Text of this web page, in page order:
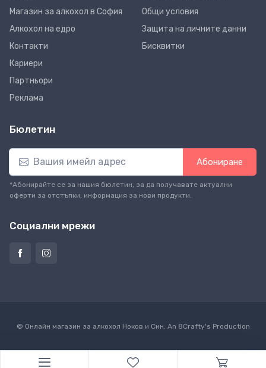
Магазин за алкохол в София
Алкохол на едро
Контакти
Кариери
Партньори
Реклама
Общи условия
Защита на личните данни
Бисквитки
Бюлетин
Абониране
*Абонирайте се за нашия бюлетин, за да получавате актуални
оферти за отстъпки, информация за нови продукти.
Социални мрежи
© Онлайн магазин за алкохол Ноков и Син. An 8Crafty's Production